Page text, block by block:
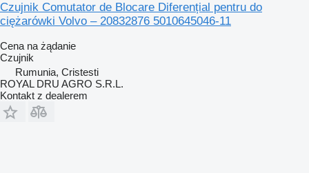
Czujnik Comutator de Blocare Diferențial pentru do
ciężarówki Volvo – 20832876 5010645046-11
Cena na żądanie
Czujnik
Rumunia, Cristesti
ROYAL DRU AGRO S.R.L.
Kontakt z dealerem